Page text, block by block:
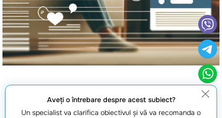
Dezvoltare chat web
Aveţi o întrebare despre acest subiect?
Un specialist va clarifica obiectivul şi vă va recomanda o